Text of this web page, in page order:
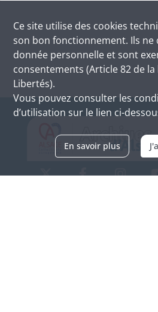
Ce site utilise des cookies
son bon fonctionnement. Ils
donnée personnelle et sont
consentements (Article 82 de
Libertés).
Vous pouvez consulter les
d’utilisation sur le lien ci-
En savoir plus